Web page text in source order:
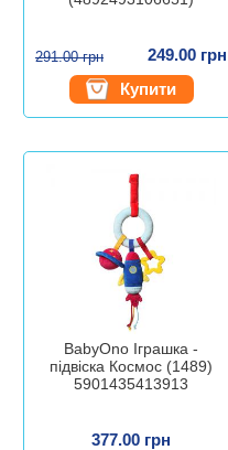
291.00 грн
249.00 грн
Купити
BabyOno Іграшка -
підвіска Космос (1489)
5901435413913
377.00 грн